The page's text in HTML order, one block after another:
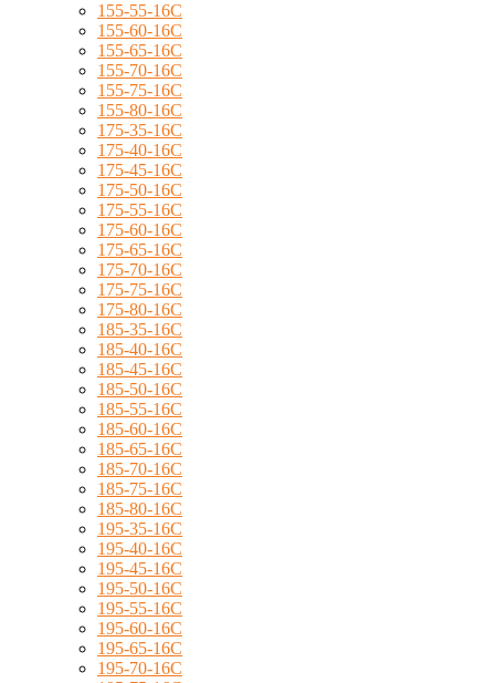
155-55-16C
155-60-16C
155-65-16C
155-70-16C
155-75-16C
155-80-16C
175-35-16C
175-40-16C
175-45-16C
175-50-16C
175-55-16C
175-60-16C
175-65-16C
175-70-16C
175-75-16C
175-80-16C
185-35-16C
185-40-16C
185-45-16C
185-50-16C
185-55-16C
185-60-16C
185-65-16C
185-70-16C
185-75-16C
185-80-16C
195-35-16C
195-40-16C
195-45-16C
195-50-16C
195-55-16C
195-60-16C
195-65-16C
195-70-16C